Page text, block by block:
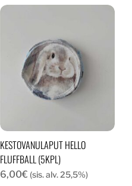
KESTOVANULAPUT HELLO
FLUFFBALL (5KPL)
6,00€ (sis. alv. 25,5%)